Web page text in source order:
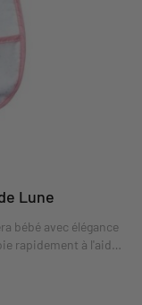
Lune
bébé avec élégance
rapidement à l'aide